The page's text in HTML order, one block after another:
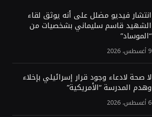
انتشار فيديو مضلل على أنه يوثق لقاء
الشهيد قاسم سليماني بشخصيات من
“الموساد”
9 أغسطس، 2026
لا صحة لادعاء وجود قرار إسرائيلي بإخلاء
وهدم المدرسة “الأمريكية”
6 أغسطس، 2026